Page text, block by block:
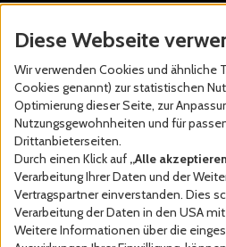
Diese Webseite
Wir verwenden Cookies und ähnliche
Cookies genannt) zur statistischen
Optimierung dieser Seite, zur
Nutzungsgewohnheiten und für
Drittanbieterseiten.
Durch einen Klick auf „Alle
Verarbeitung Ihrer Daten und der
Vertragspartner einverstanden. Dies
Verarbeitung der Daten in den USA
Weitere Informationen über die